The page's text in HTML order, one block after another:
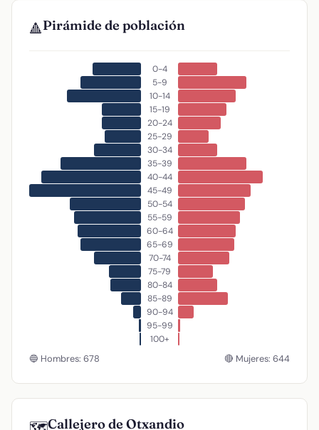
🔺Pirámide de población
0-4
5-9
10-14
15-19
20-24
25-29
30-34
35-39
40-44
45-49
50-54
55-59
60-64
65-69
70-74
75-79
80-84
85-89
90-94
95-99
100+
🔵 Hombres: 678 🔴 Mujeres: 644
Callejero de Otxandio